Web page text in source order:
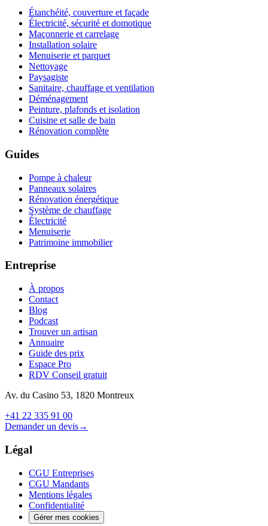
Étanchéité, couverture et façade
Électricité, sécurité et domotique
Maçonnerie et carrelage
Installation solaire
Menuiserie et parquet
Nettoyage
Paysagiste
Sanitaire, chauffage et ventilation
Déménagement
Peinture, plafonds et isolation
Cuisine et salle de bain
Rénovation complète
Guides
Pompe à chaleur
Panneaux solaires
Rénovation énergétique
Système de chauffage
Électricité
Menuiserie
Patrimoine immobilier
Entreprise
À propos
Contact
Blog
Podcast
Trouver un artisan
Annuaire
Guide des prix
Espace Pro
RDV Conseil gratuit
Av. du Casino 53, 1820 Montreux
+41 22 335 91 00
Demander un devis→
Légal
CGU Entreprises
CGU Mandants
Mentions légales
Confidentialité
Gérer mes cookies